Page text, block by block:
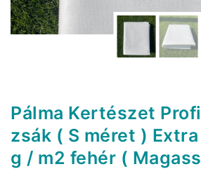
Pálma Kertészet
zsák ( S méret )
g / m2 fehér (